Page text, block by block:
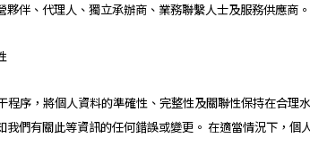
夥伴、代理人、獨立承辦商、業務聯繫人士及服務供應商
程序，將個人資料的準確性、完整性及關聯性保持在合
我們有關此等資訊的任何錯誤或變更。 在適當情況下，